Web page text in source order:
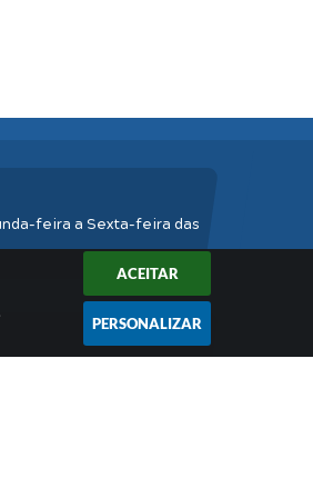
ACEITAR
PERSONALIZAR
feira a Sexta-feira das